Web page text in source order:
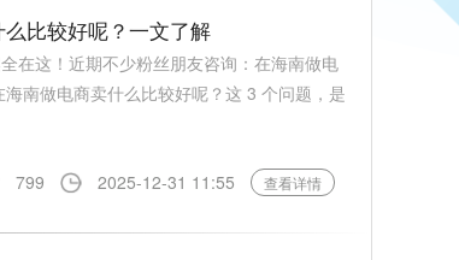
比较好呢？一文了解
在这！近期不少粉丝朋友咨询：在海南做电
南做电商卖什么比较好呢？这 3 个问题，是
799 2025-12-31 11:55 查看详情